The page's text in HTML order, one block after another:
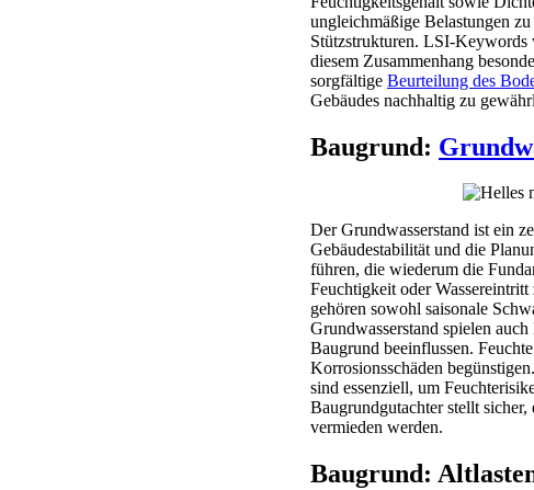
ungleichmäßige Belastungen
Stützstrukturen. LSI-Keywords
diesem Zusammenhang
sorgfältige Beurteilung des
Gebäudes nachhaltig zu
Baugrund:
Der Grundwasserstand ist ein
Gebäudestabilität und die
führen, die wiederum die
Feuchtigkeit oder
gehören sowohl saisonale
Grundwasserstand spielen
Baugrund beeinflussen.
Korrosionsschäden
sind essenziell, um
Baugrundgutachter stellt sicher,
vermieden werden.
Baugrund: